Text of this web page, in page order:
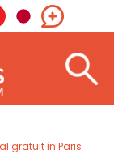
gratuit în Paris